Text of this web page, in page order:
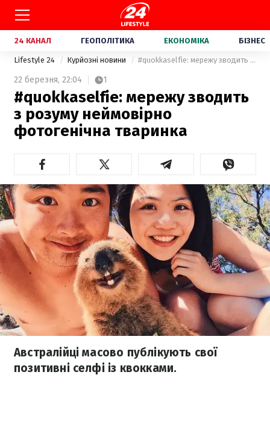
24 КАНАЛ ГЕОПОЛІТИКА ЕКОНОМІКА БІЗНЕС
Lifestyle 24 Курйозні новини #quokkaselfie: мережу зводить з розуму неймовірно фотогенічна тваринка
22 березня, 22:04 1
#quokkaselfie: мережу зводить
з розуму неймовірно
фотогенічна тваринка
Австралійці масово публікують свої
позитивні селфі із квокками.